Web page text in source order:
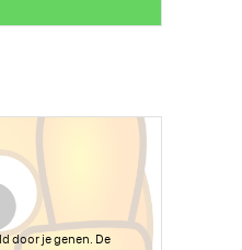
door je genen. De